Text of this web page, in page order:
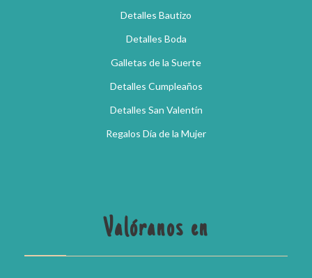
Detalles Bautizo
Detalles Boda
Galletas de la Suerte
Detalles Cumpleaños
Detalles San Valentín
Regalos Día de la Mujer
Valóranos en